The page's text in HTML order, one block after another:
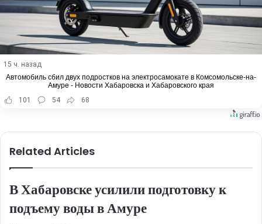
15 ч. назад
Автомобиль сбил двух подростков на электросамокате в Комсомольске-на-
Амуре - Новости Хабаровска и Хабаровского края
101
54 68
Related Articles
В Хабаровске усилили подготовку к
подъему воды в Амуре